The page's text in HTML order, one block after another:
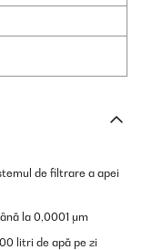
de filtrare a apei
la 0,0001 μm
litri de apă pe zi